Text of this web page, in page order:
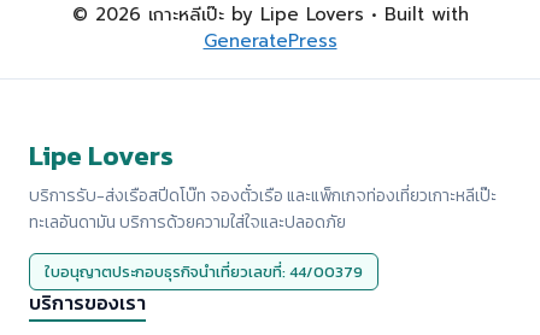
© 2026 เกาะหลีเป๊ะ by Lipe Lovers • Built with
GeneratePress
Lipe Lovers
บริการรับ-ส่งเรือสปีดโบ๊ท จองตั๋วเรือ และแพ็กเกจท่องเที่ยวเกาะหลีเป๊ะ
ทะเลอันดามัน บริการด้วยความใส่ใจและปลอดภัย
ใบอนุญาตประกอบธุรกิจนำเที่ยวเลขที่: 44/00379
บริการของเรา